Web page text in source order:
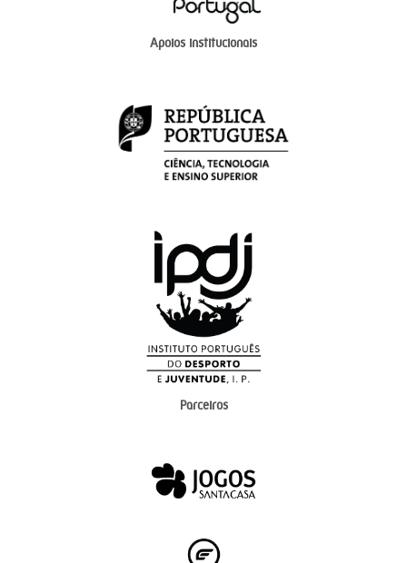
Apoios institucionais
Parceiros